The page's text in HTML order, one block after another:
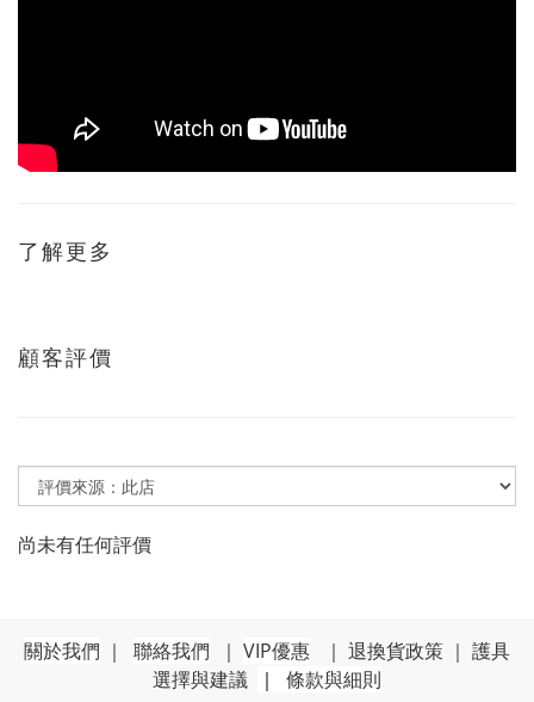
了解更多
顧客評價
尚未有任何評價
關於我們 ｜ 聯絡我們 ｜ VIP優惠 ｜ 退換貨政策 ｜ 護具
選擇與建議
｜ 條款與細則